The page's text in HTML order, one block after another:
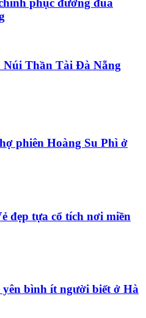
phục đường đua
Núi Thần Tài Đà Nẵng
phiên Hoàng Su Phì ở
đẹp tựa cổ tích nơi miền
bình ít người biết ở Hà